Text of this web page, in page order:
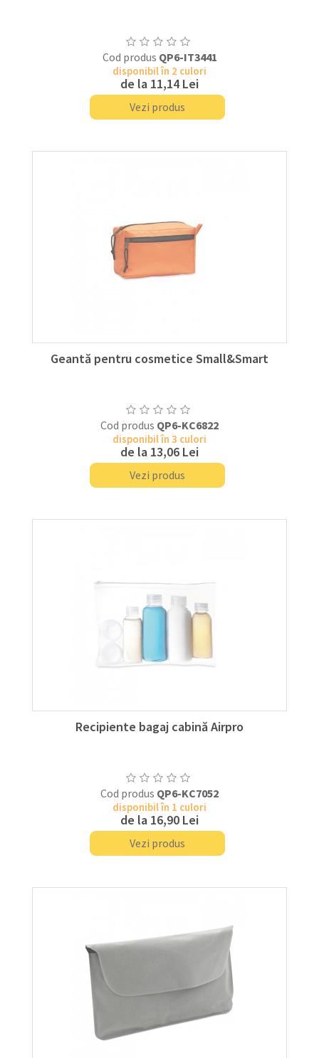
Cod produs QP6-IT3441
disponibil în 2 culori
de la 11,14 Lei
Vezi produs
Geantă pentru cosmetice Small&Smart
Cod produs QP6-KC6822
disponibil în 3 culori
de la 13,06 Lei
Vezi produs
Recipiente bagaj cabină Airpro
Cod produs QP6-KC7052
disponibil în 1 culori
de la 16,90 Lei
Vezi produs